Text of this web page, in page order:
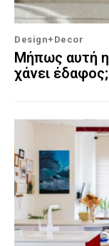
Design+Decor
Μήπως αυτή η
χάνει έδαφος;